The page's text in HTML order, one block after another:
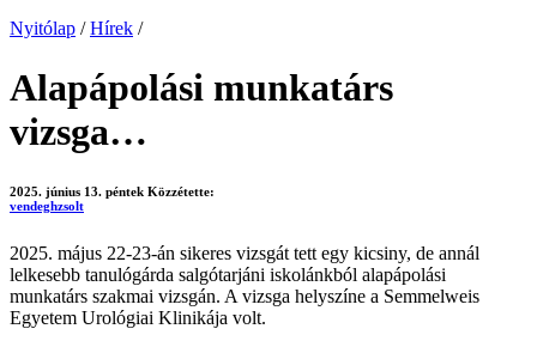
Nyitólap / Hírek /
Alapápolási munkatárs
vizsga…
2025. június 13. péntek Közzétette:
vendeghzsolt
2025. május 22-23-án sikeres vizsgát tett egy kicsiny, de annál
lelkesebb tanulógárda salgótarjáni iskolánkból alapápolási
munkatárs szakmai vizsgán. A vizsga helyszíne a Semmelweis
Egyetem Urológiai Klinikája volt.